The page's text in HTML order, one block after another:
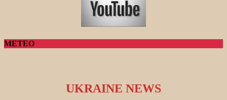
METEO
UKRAINE NEWS